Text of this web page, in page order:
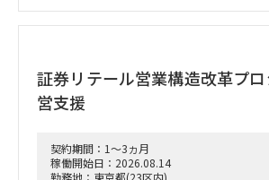
クライアントの要望に応じた技術的な要件
（PM/PL補助業務）
働き方：要相談（リモートワーク中心を想定）
証券リテール営業構造改革プ
営支援
契約期間：1～3ヵ月
稼働開始日：2026.08.14
勤務地：東京都(23区内)